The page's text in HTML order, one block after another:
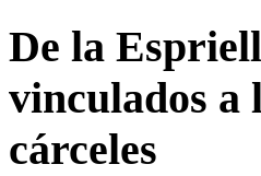
De la
vinculados a
cárceles